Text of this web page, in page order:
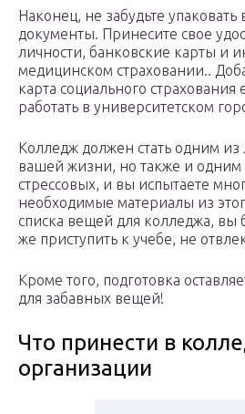
Наконец, не забудьте упаковать
документы. Принесите свое
личности, банковские карты и
медицинском страховании..
карта социального
работать в университетском
Колледж должен стать одним
вашей жизни, но также и одним
стрессовых, и вы испытаете
необходимые материалы из
списка вещей для колледжа, вы
же приступить к учебе, не
Кроме того, подготовка
для забавных вещей!
Что принести в
организации